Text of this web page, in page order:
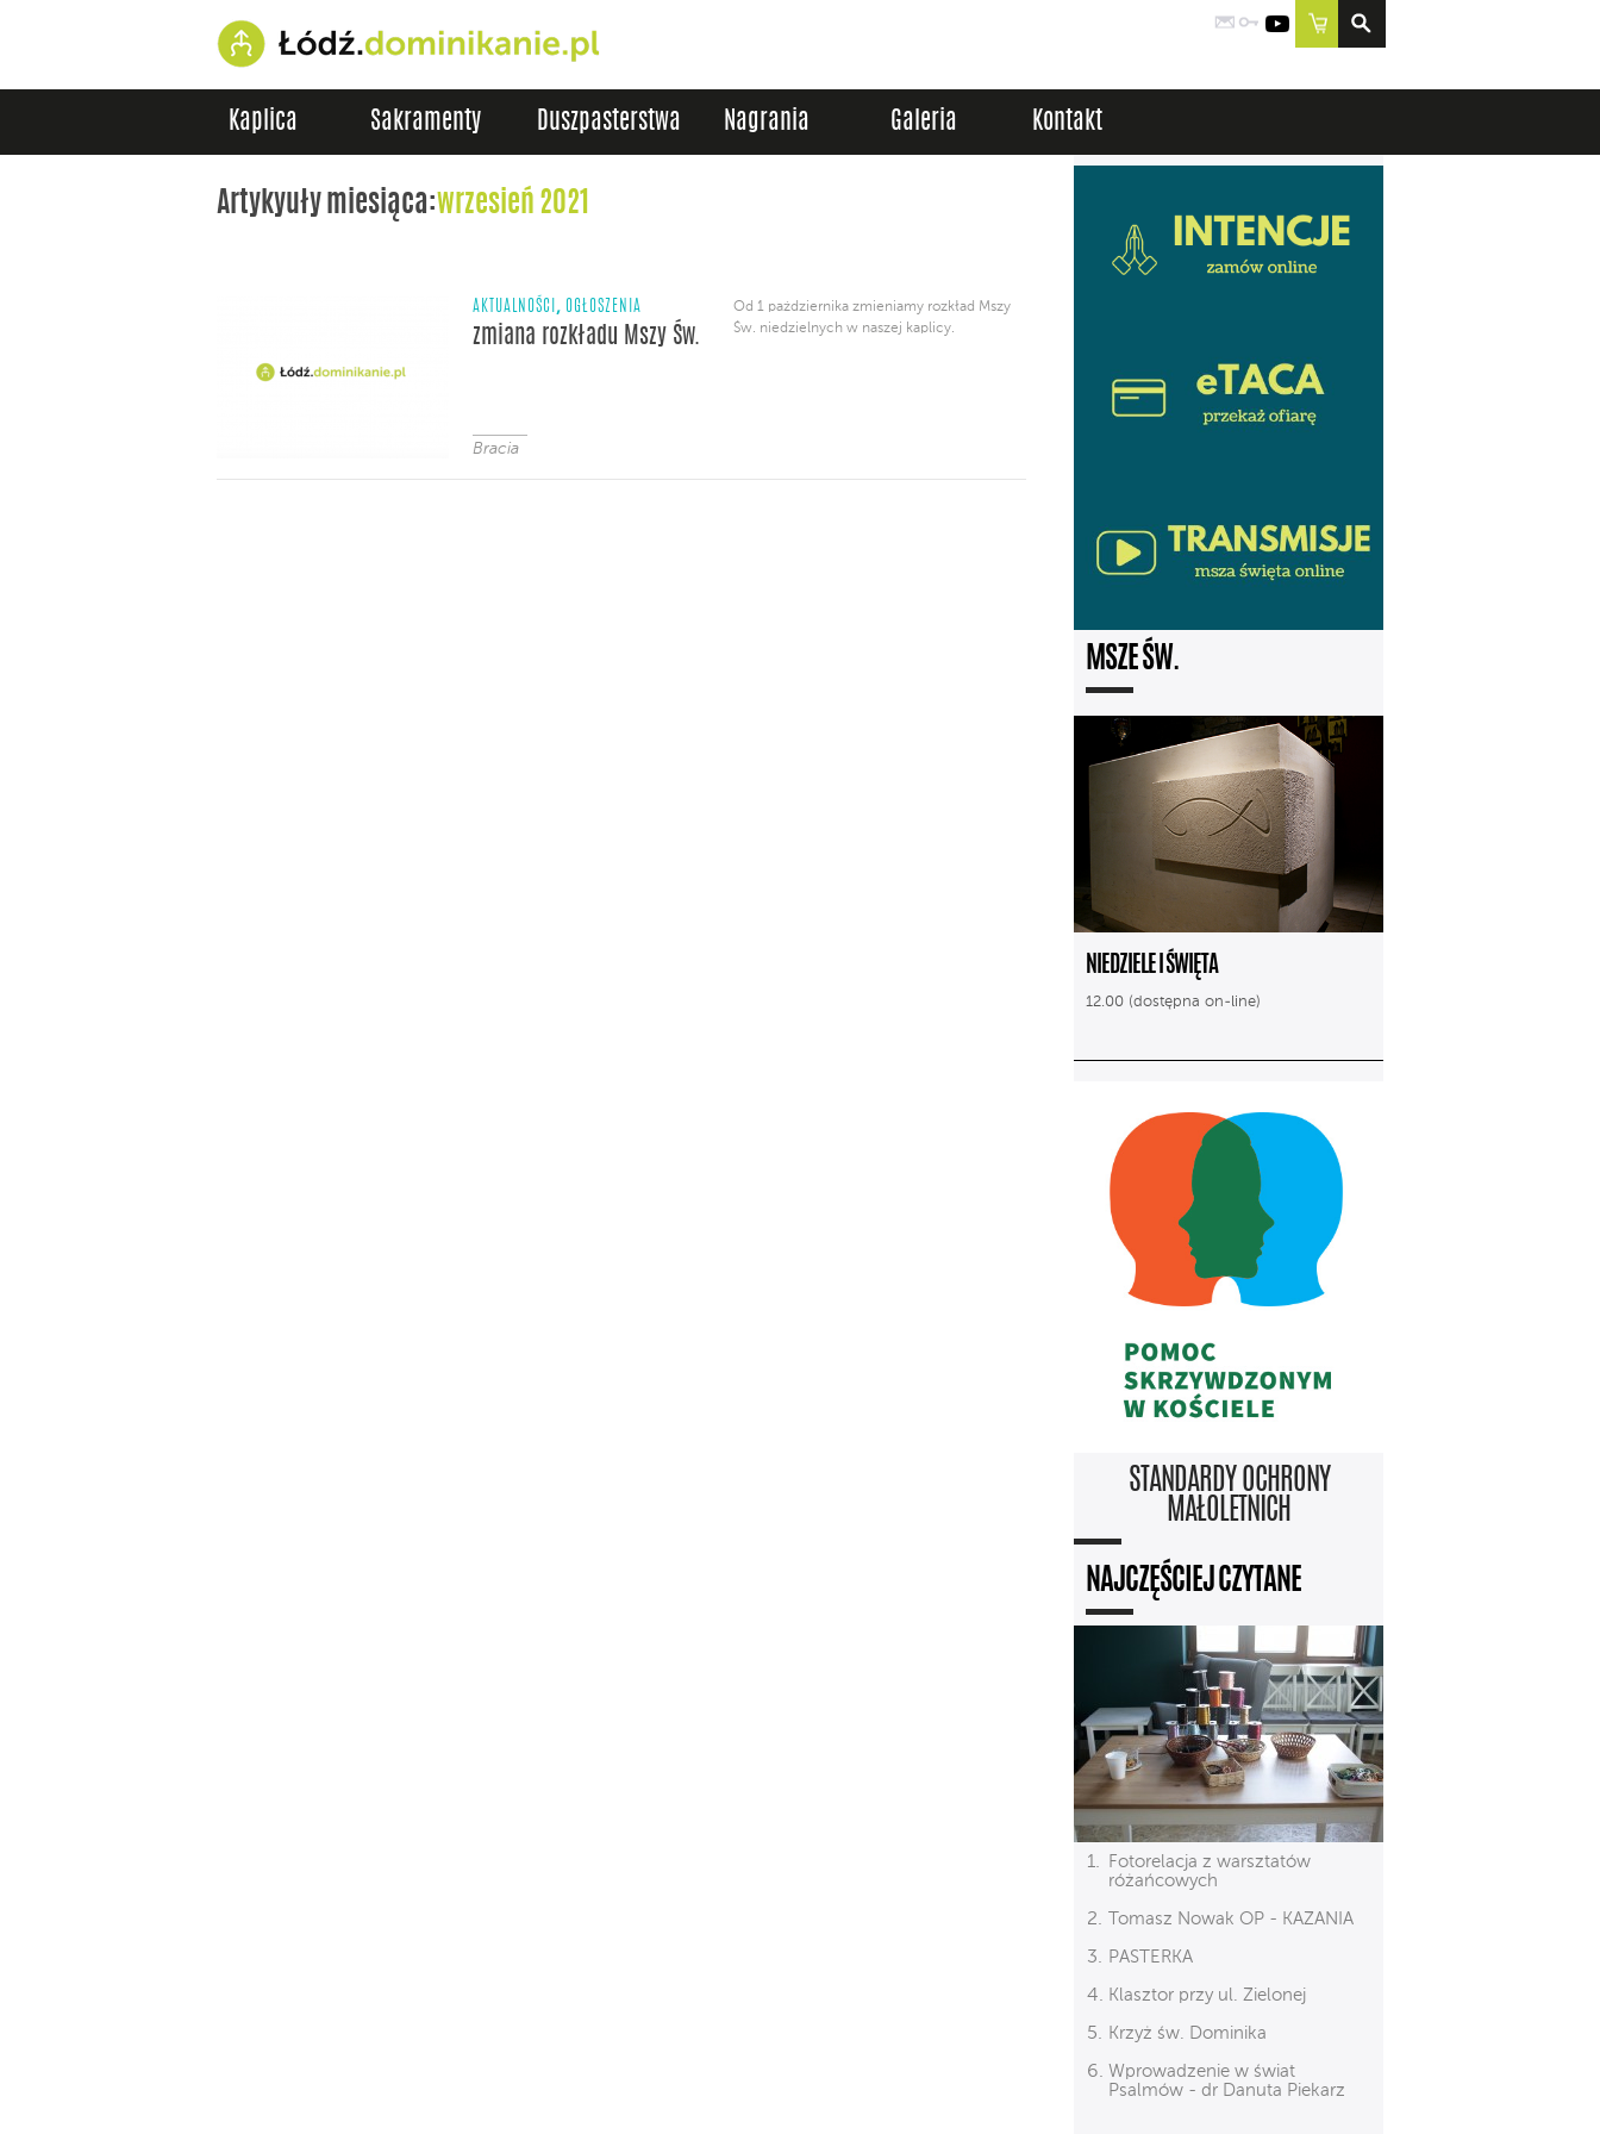
Poczta
Logowanie
YouTube
Sklep
Kaplica Sakramenty Duszpasterstwa Nagrania Galeria Kontakt
Artykyuły miesiąca:wrzesień 2021
AKTUALNOŚCI , OGŁOSZENIA
zmiana rozkładu Mszy Św.
Bracia
Od 1 października zmieniamy rozkład Mszy
Św. niedzielnych w naszej kaplicy.
MSZE ŚW.
NIEDZIELE I ŚWIĘTA
12.00 (dostępna on-line)
STANDARDY OCHRONY
MAŁOLETNICH
NAJCZĘŚCIEJ CZYTANE
Fotorelacja z warsztatów
różańcowych
Tomasz Nowak OP - KAZANIA
PASTERKA
Klasztor przy ul. Zielonej
Krzyż św. Dominika
Wprowadzenie w świat
Psalmów - dr Danuta Piekarz